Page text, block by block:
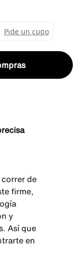
de
firme,
y
Así que
en